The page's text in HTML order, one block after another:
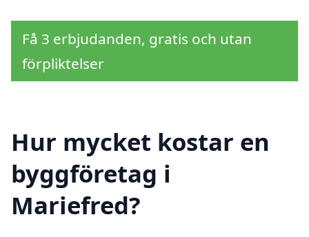
Få 3 erbjudanden, gratis och utan
förpliktelser
Hur mycket kostar en
byggföretag i
Mariefred?